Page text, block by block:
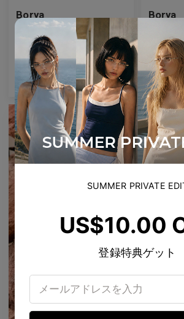
Borya
Colours available
US$60.00 バッグに入れる
Borya
US$
US$
SUMMER PRIVATE
US$10.00
登録特典ゲット